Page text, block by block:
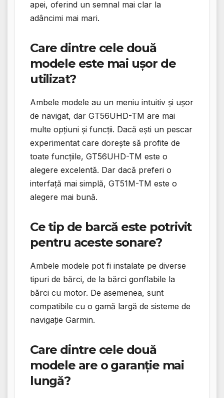
apei, oferind un semnal mai clar la
adâncimi mai mari.
Care dintre cele două
modele este mai ușor de
utilizat?
Ambele modele au un meniu intuitiv și ușor
de navigat, dar GT56UHD-TM are mai
multe opțiuni și funcții. Dacă ești un pescar
experimentat care dorește să profite de
toate funcțiile, GT56UHD-TM este o
alegere excelentă. Dar dacă preferi o
interfață mai simplă, GT51M-TM este o
alegere mai bună.
Ce tip de barcă este potrivit
pentru aceste sonare?
Ambele modele pot fi instalate pe diverse
tipuri de bărci, de la bărci gonflabile la
bărci cu motor. De asemenea, sunt
compatibile cu o gamă largă de sisteme de
navigație Garmin.
Care dintre cele două
modele are o garanție mai
lungă?